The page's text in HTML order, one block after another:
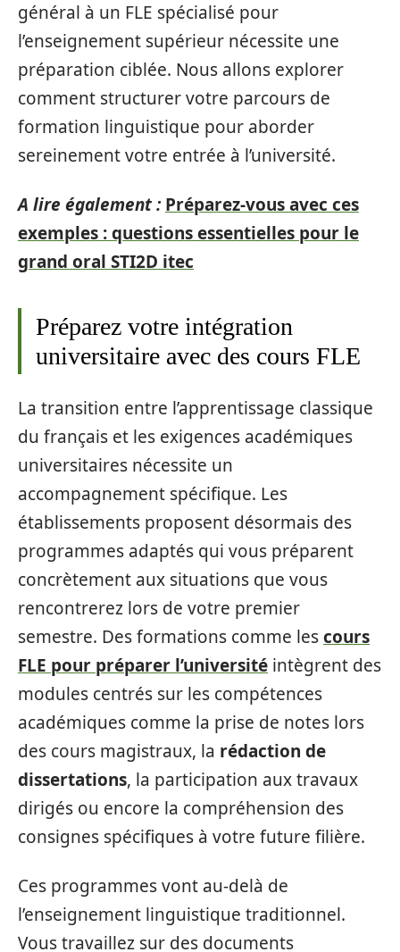
général à un FLE spécialisé pour
l’enseignement supérieur nécessite une
préparation ciblée. Nous allons explorer
comment structurer votre parcours de
formation linguistique pour aborder
sereinement votre entrée à l’université.
A lire également : Préparez-vous avec ces
exemples : questions essentielles pour le
grand oral STI2D itec
Préparez votre intégration
universitaire avec des cours FLE
La transition entre l’apprentissage classique
du français et les exigences académiques
universitaires nécessite un
accompagnement spécifique. Les
établissements proposent désormais des
programmes adaptés qui vous préparent
concrètement aux situations que vous
rencontrerez lors de votre premier
semestre. Des formations comme lescours
FLE pour préparer l’université intègrent des
modules centrés sur les compétences
académiques comme la prise de notes lors
des cours magistraux, la rédaction de
dissertations, la participation aux travaux
dirigés ou encore la compréhension des
consignes spécifiques à votre future filière.
Ces programmes vont au-delà de
l’enseignement linguistique traditionnel.
Vous travaillez sur des documents